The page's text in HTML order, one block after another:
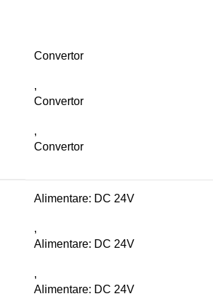
Convertor
,
Convertor
,
Convertor
Alimentare: DC 24V
,
Alimentare: DC 24V
,
Alimentare: DC 24V